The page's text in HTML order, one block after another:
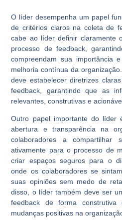
O líder desempenha um papel
de critérios claros na coleta de
cabe ao líder definir claramente
processo de feedback,
compreendam sua importância
melhoria contínua da
deve estabelecer diretrizes
feedback, garantindo que as
relevantes, construtivas e
Outro papel importante do líder
abertura e transparência na
colaboradores a compartilhar
ativamente para o processo de
criar espaços seguros para o
onde os colaboradores se
suas opiniões sem medo de
disso, o líder também deve ser
feedback de forma
mudanças positivas na